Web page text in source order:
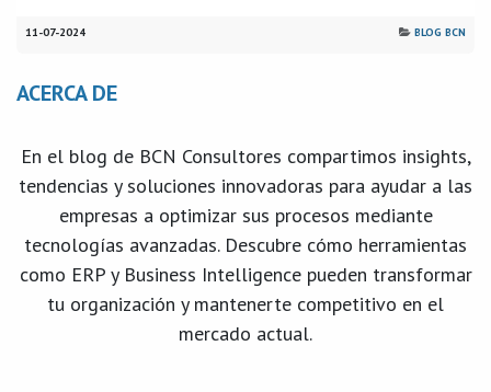
11-07-2024 BLOG BCN
ACERCA DE
En el blog de BCN Consultores compartimos insights,
tendencias y soluciones innovadoras para ayudar a las
empresas a optimizar sus procesos mediante
tecnologías avanzadas. Descubre cómo herramientas
como ERP y Business Intelligence pueden transformar
tu organización y mantenerte competitivo en el
mercado actual.